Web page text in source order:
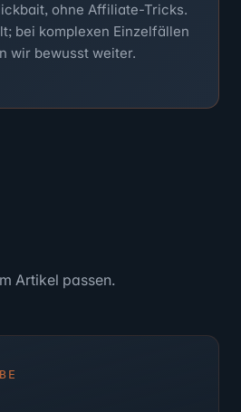
ohne Affiliate-Tricks.
bei komplexen Einzelfällen
wir bewusst weiter.
Artikel passen.